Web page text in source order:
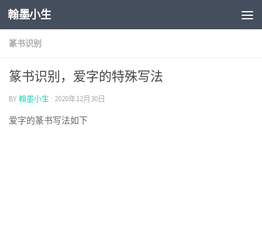
Skip to content
翰墨小生
篆书识别
篆书识别，爱字的特殊写法
BY翰墨小生 · 2020年12月30日
爱字的篆书写法如下